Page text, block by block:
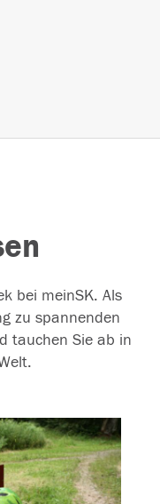
bei meinSK. Als
zu spannenden
tauchen Sie ab in